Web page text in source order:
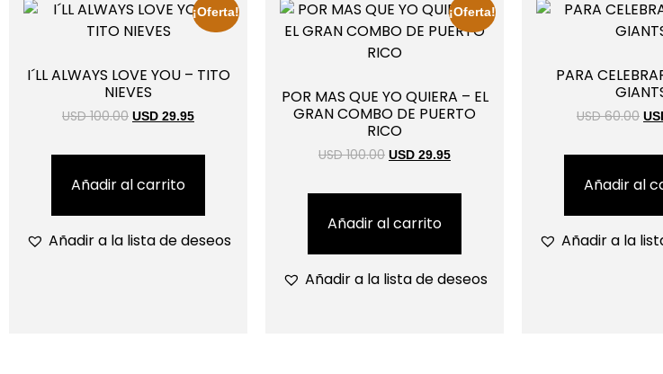
¡Oferta!
I´LL ALWAYS LOVE YOU – TITO
NIEVES
USD 100.00 USD 29.95
Añadir al carrito
Añadir a la lista de deseos
¡Oferta!
POR MAS QUE YO QUIERA – EL
GRAN COMBO DE PUERTO
RICO
USD 100.00 USD 29.95
Añadir al carrito
Añadir a la lista de deseos
PARA
USD 60.00
Añadir al
Añadir a la